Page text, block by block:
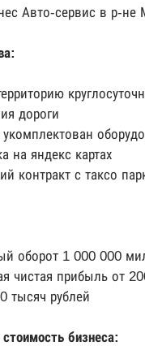
Авто-сервис в р-
дороги
на яндекс картах
контракт с таксо
оборот 1 000 000
чистая прибыль от
тысяч рублей
бизнеса: